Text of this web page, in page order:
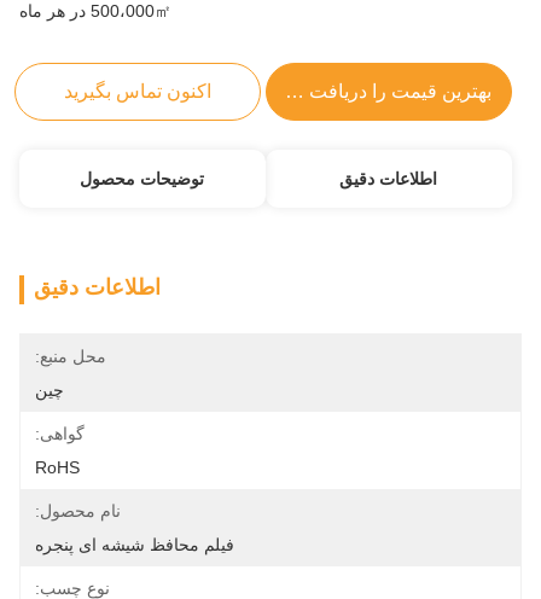
500،000㎡ در هر ماه
بهترین قیمت را دریافت کنید اکنون تماس بگیرید
اطلاعات دقیق توضیحات محصول
اطلاعات دقیق
محل منبع:
چین
گواهی:
RoHS
نام محصول:
فیلم محافظ شیشه ای پنجره
نوع چسب: